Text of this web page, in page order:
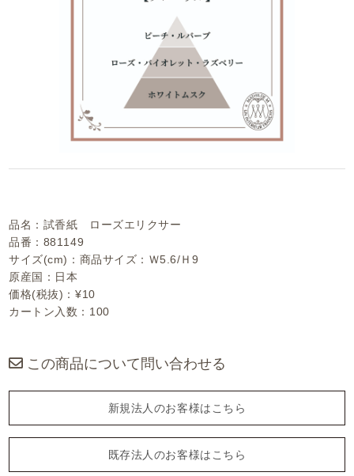
品名：試香紙 ローズエリクサー
品番：881149
サイズ(cm)：商品サイズ：Ｗ5.6/Ｈ9
原産国：日本
価格(税抜)：¥10
カートン入数：100
この商品について問い合わせる
新規法人のお客様はこちら
既存法人のお客様はこちら